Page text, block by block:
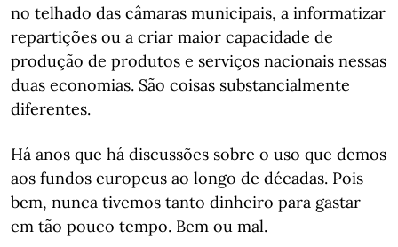
no telhado das câmaras municipais, a informatizar
repartições ou a criar maior capacidade de
produção de produtos e serviços nacionais nessas
duas economias. São coisas substancialmente
diferentes.
Há anos que há discussões sobre o uso que demos
aos fundos europeus ao longo de décadas. Pois
bem, nunca tivemos tanto dinheiro para gastar
em tão pouco tempo. Bem ou mal.